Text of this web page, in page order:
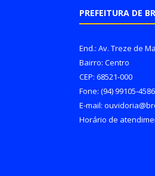
PREFEITURA DE
End.: Av. Treze de
Bairro: Centro
CEP: 68521-000
Fone: (94) 99105-4586
E-mail:
Horário de